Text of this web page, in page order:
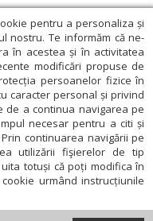
pentru a personaliza și
nostru. Te informăm că ne-
în acestea și în activitatea
modificări propuse de
persoanelor fizice în
caracter personal și privind
de a continua navigarea pe
necesar pentru a citi și
continuarea navigării pe
utilizării fişierelor de tip
totuși că poți modifica în
urmând instrucțiunile